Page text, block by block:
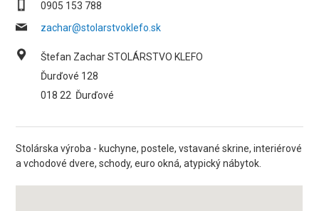
0905 153 788
zachar@stolarstvoklefo.sk
Štefan Zachar STOLÁRSTVO KLEFO
Ďurďové 128
018 22 Ďurďové
Stolárska výroba - kuchyne, postele, vstavané skrine, interiérové
a vchodové dvere, schody, euro okná, atypický nábytok.